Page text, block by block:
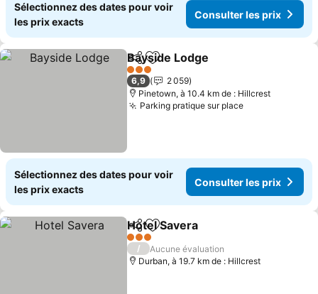
Sélectionnez des dates pour voir
les prix exacts
Consulter les prix
PartagerAjouter à mes favoris
Bayside Lodge
3 Étoiles
6,9
2 059
Pinetown, à 10.4 km de : Hillcrest
Parking pratique sur placeConsulter les
Sélectionnez des dates pour voir
les prix exacts
Consulter les prix
PartagerAjouter à mes favoris
Hotel Savera
3 Étoiles
/
Aucune évaluation
Durban, à 19.7 km de : Hillcrest